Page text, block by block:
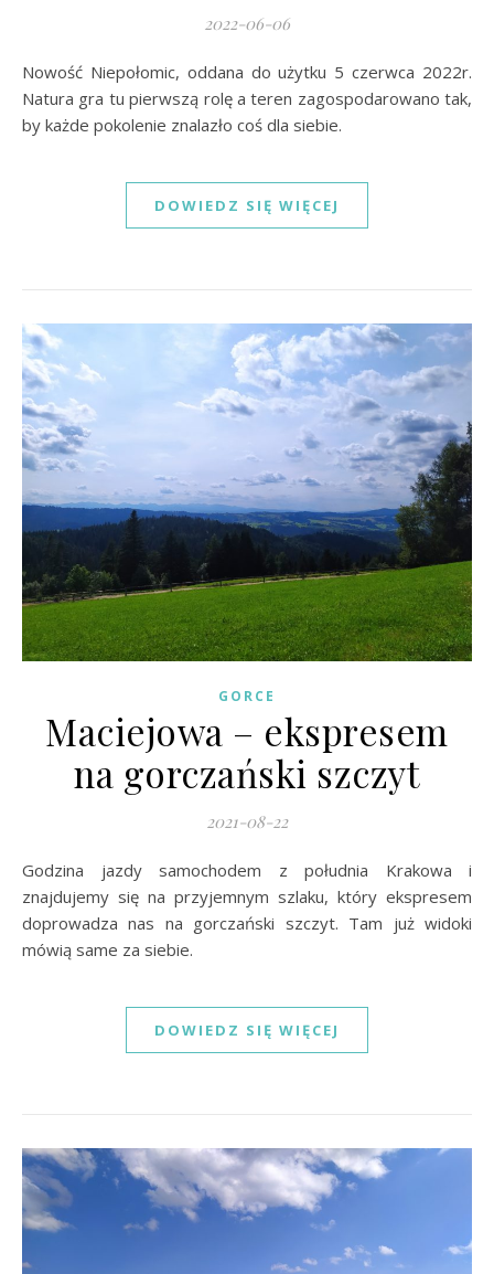
2022-06-06
Nowość Niepołomic, oddana do użytku 5 czerwca 2022r.
Natura gra tu pierwszą rolę a teren zagospodarowano tak,
by każde pokolenie znalazło coś dla siebie.
DOWIEDZ SIĘ WIĘCEJ
GORCE
Maciejowa – ekspresem
na gorczański szczyt
2021-08-22
Godzina jazdy samochodem z południa Krakowa i
znajdujemy się na przyjemnym szlaku, który ekspresem
doprowadza nas na gorczański szczyt. Tam już widoki
mówią same za siebie.
DOWIEDZ SIĘ WIĘCEJ